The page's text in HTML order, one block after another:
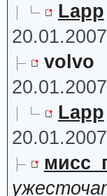
Lapp
volvo
Lapp